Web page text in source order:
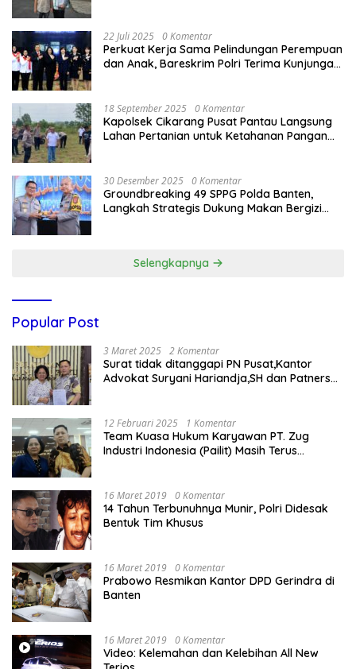
22 Juli 2025 0 Komentar
Perkuat Kerja Sama Pelindungan Perempuan
dan Anak, Bareskrim Polri Terima Kunjungan
18 September 2025 0 Komentar
Kapolsek Cikarang Pusat Pantau Langsung
Lahan Pertanian untuk Ketahanan Pangan
30 Desember 2025 0 Komentar
Groundbreaking 49 SPPG Polda Banten,
Langkah Strategis Dukung Makan Bergizi
Selengkapnya
Popular Post
3 Maret 2025 2 Komentar
Surat tidak ditanggapi PN Pusat,Kantor
Advokat Suryani Hariandja,SH dan Patners
12 Februari 2025 1 Komentar
Team Kuasa Hukum Karyawan PT. Zug
Industri Indonesia (Pailit) Masih Terus
16 Maret 2019 0 Komentar
14 Tahun Terbunuhnya Munir, Polri Didesak
Bentuk Tim Khusus
16 Maret 2019 0 Komentar
Prabowo Resmikan Kantor DPD Gerindra di
Banten
16 Maret 2019 0 Komentar
Video: Kelemahan dan Kelebihan All New